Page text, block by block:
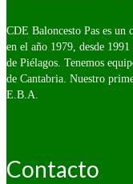
CDE Baloncesto Pas es un
en el año 1979, desde
de Piélagos. Tenemos
de Cantabria. Nuestro
E.B.A.
Contacto